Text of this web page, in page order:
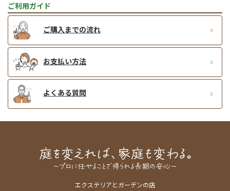
ご利用ガイド
ご購入までの流れ
お支払い方法
よくある質問
エクステリアとガーデンの店